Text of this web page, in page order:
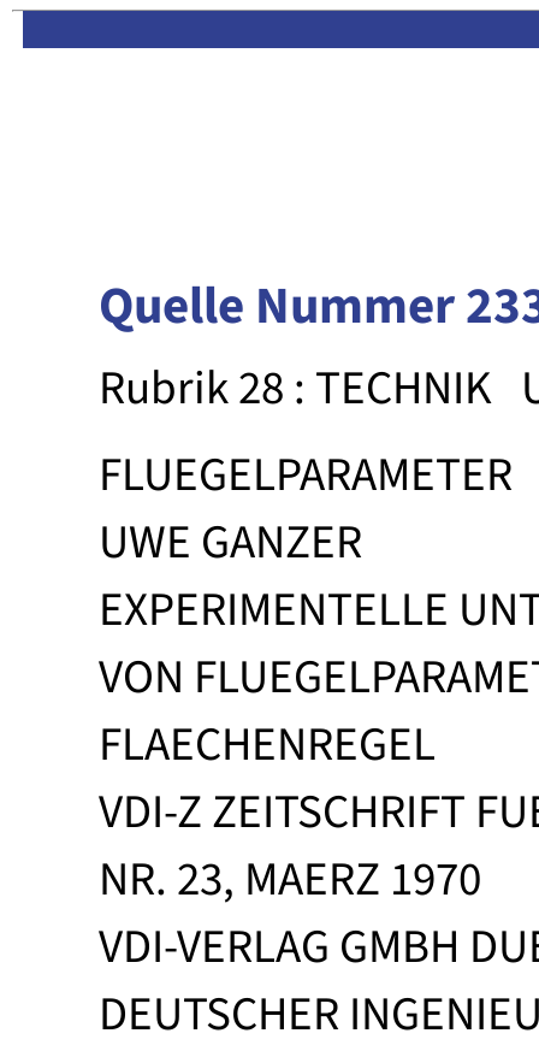
Quelle Nummer
Rubrik 28 : TECHNIK
FLUEGELPARAMETER
UWE GANZER
EXPERIMENTELLE
VON
FLAECHENREGEL
VDI-Z ZEITSCHRIFT
NR. 23, MAERZ 1970
VDI-VERLAG GMBH
DEUTSCHER